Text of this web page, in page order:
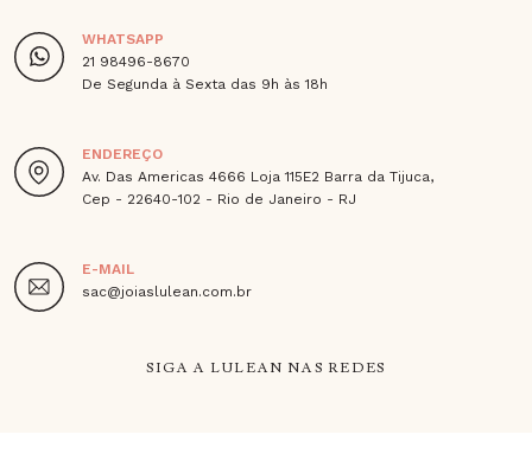
WHATSAPP
21 98496-8670
De Segunda à Sexta das 9h às 18h
ENDEREÇO
Av. Das Americas 4666 Loja 115E2 Barra da Tijuca,
Cep - 22640-102 - Rio de Janeiro - RJ
E-MAIL
sac@joiaslulean.com.br
SIGA A LULEAN NAS REDES